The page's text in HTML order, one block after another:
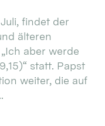
findet der
älteren
aber werde
statt. Papst
weiter, die auf